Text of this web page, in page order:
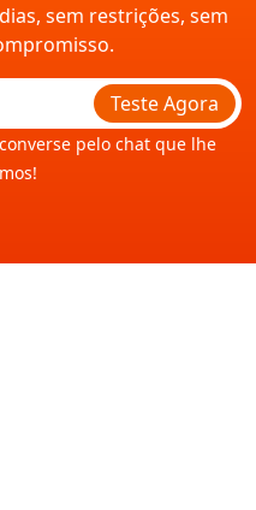
sem restrições, sem
Teste Agora
pelo chat que lhe